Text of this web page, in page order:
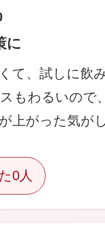
に
て、試しに飲
もわるいので
上がった気が
0人